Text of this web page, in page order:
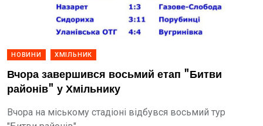
НОВИНИ ХМІЛЬНИК
Вчора завершився восьмий етап "Битви
районів" у Хмільнику
Вчора на міському стадіоні відбувся восьмий тур